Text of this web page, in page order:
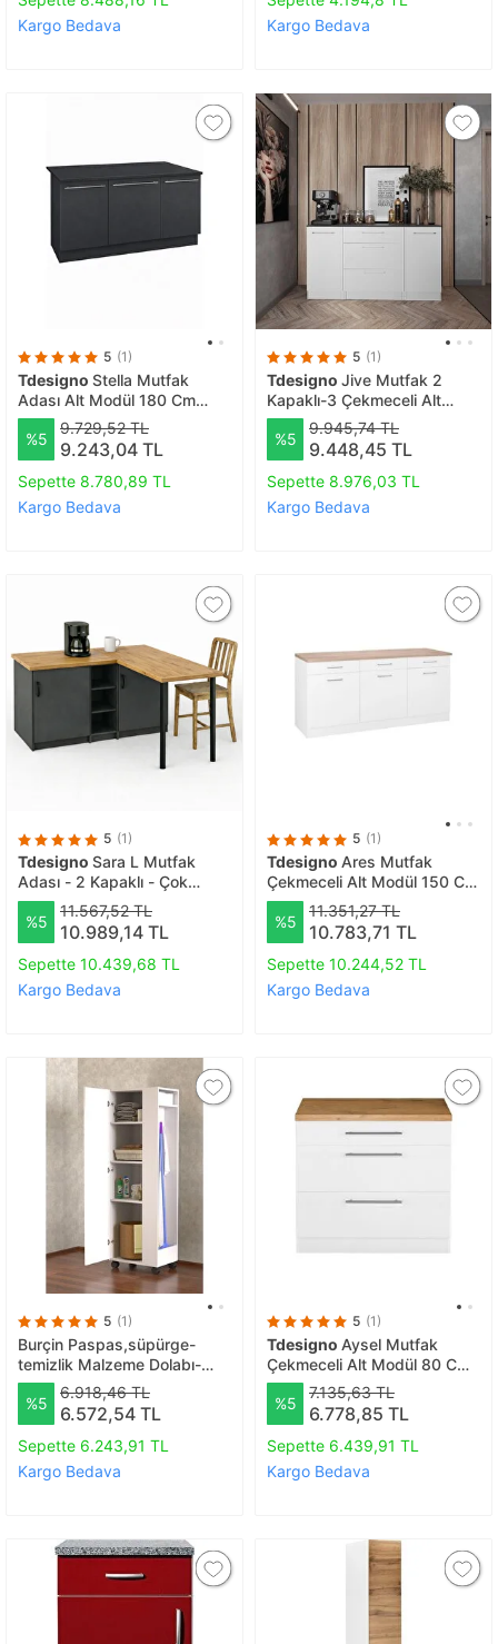
Kargo Bedava
Kargo Bedava
5 (1)
Tdesigno Stella Mutfak
Adası Alt Modül 180 Cm
Antrasit Tezgah Dahil
%5
9.729,52 TL
9.243,04 TL
Sepette 8.780,89 TL
Kargo Bedava
5 (1)
Tdesigno Jive Mutfak 2
Kapaklı-3 Çekmeceli Alt
Modül -140 Cm - Çok Amaçlı
Dolap -beyaz-tezgah Dahil
%5
9.945,74 TL
9.448,45 TL
Sepette 8.976,03 TL
Kargo Bedava
5 (1)
Tdesigno Sara L Mutfak
Adası - 2 Kapaklı - Çok
Amaçlı Dolap - Alt Modül -
Kiler - 130 Cm - Antrasit-
atlantikçam
%5
11.567,52 TL
10.989,14 TL
Sepette 10.439,68 TL
Kargo Bedava
5 (1)
Tdesigno Ares Mutfak
Çekmeceli Alt Modül 150 Cm
Beyaz- Tezgah Dahil
%5
11.351,27 TL
10.783,71 TL
Sepette 10.244,52 TL
Kargo Bedava
5 (1)
Burçin Paspas,süpürge-
temizlik Malzeme Dolabı-
Çok Amaçlı Dolap Paspas-
vileda Banyo Dolabı Beyaz-
80cm
%5
6.918,46 TL
6.572,54 TL
Sepette 6.243,91 TL
Kargo Bedava
5 (1)
Tdesigno Aysel Mutfak
Çekmeceli Alt Modül 80 Cm
Beyaz -tezgah Dahil
%5
7.135,63 TL
6.778,85 TL
Sepette 6.439,91 TL
Kargo Bedava